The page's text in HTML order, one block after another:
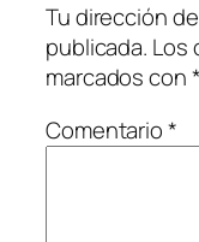
Tu dirección
publicada. Los
marcados con*
Comentario*